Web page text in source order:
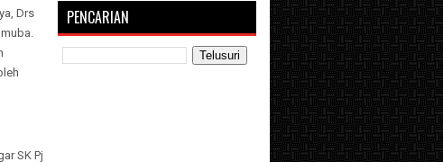
Drs
SK Pj
PENCARIAN